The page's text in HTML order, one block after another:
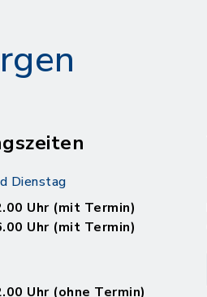
Dienstag
Uhr (mit Termin)
Uhr (mit Termin)
Uhr (ohne Termin)